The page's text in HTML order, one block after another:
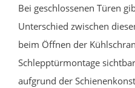
Bei geschlossenen Türen
Unterschied zwischen
beim Öffnen der
Schlepptürmontage
aufgrund der